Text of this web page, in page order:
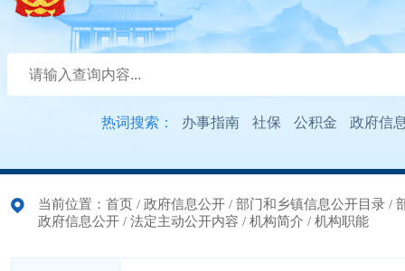
热词搜索： 办事指南 社保 公积金 政府信
当前位置： 首页 / 政府信息公开 / 部门和乡镇信息公开目录 /
政府信息公开 / 法定主动公开内容 / 机构简介 / 机构职能